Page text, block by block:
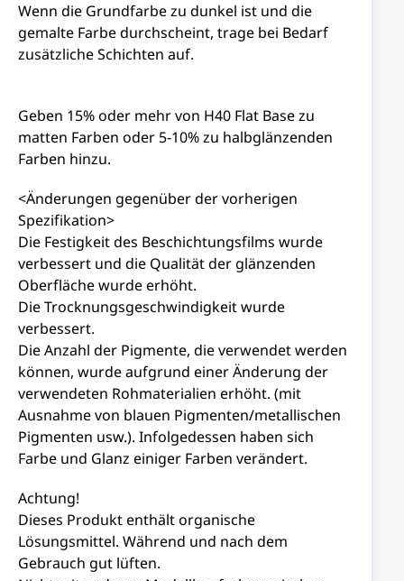
Wenn die Grundfarbe zu dunkel ist und die
gemalte Farbe durchscheint, trage bei Bedarf
zusätzliche Schichten auf.
Geben 15% oder mehr von H40 Flat Base zu
matten Farben oder 5-10% zu halbglänzenden
Farben hinzu.
<Änderungen gegenüber der vorherigen
Spezifikation>
Die Festigkeit des Beschichtungsfilms wurde
verbessert und die Qualität der glänzenden
Oberfläche wurde erhöht.
Die Trocknungsgeschwindigkeit wurde
verbessert.
Die Anzahl der Pigmente, die verwendet werden
können, wurde aufgrund einer Änderung der
verwendeten Rohmaterialien erhöht. (mit
Ausnahme von blauen Pigmenten/metallischen
Pigmenten usw.). Infolgedessen haben sich
Farbe und Glanz einiger Farben verändert.
Achtung!
Dieses Produkt enthält organische
Lösungsmittel. Während und nach dem
Gebrauch gut lüften.